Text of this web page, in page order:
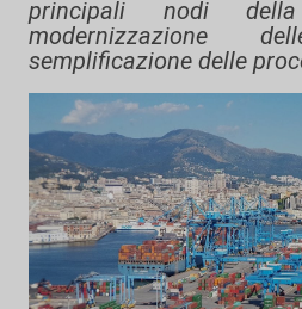
principali nodi
modernizzazione
semplificazione delle